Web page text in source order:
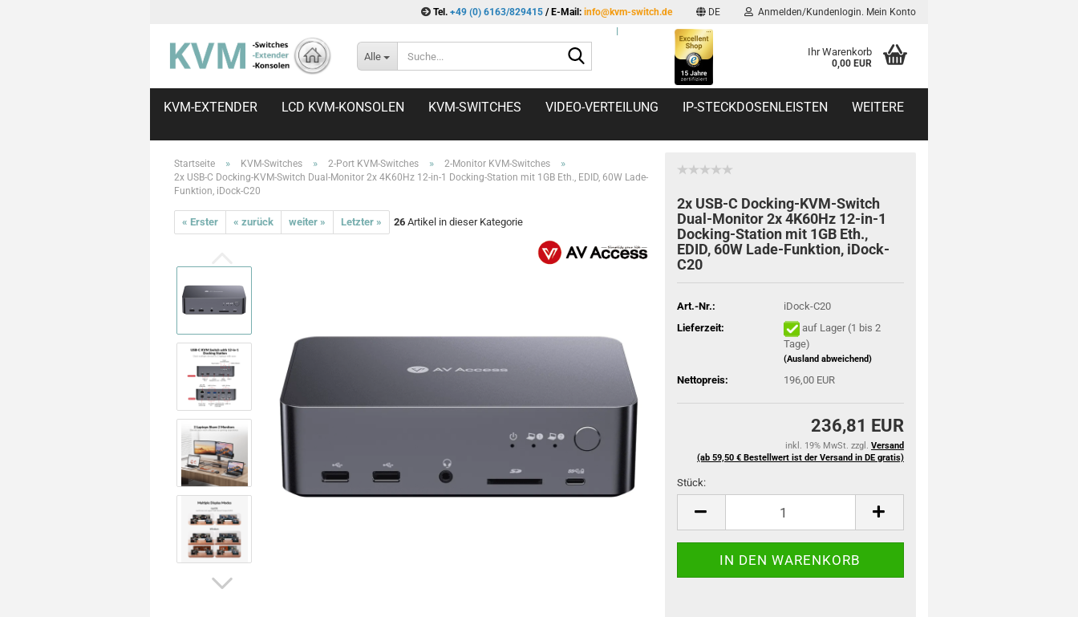
Tel. +49 (0) 6163/829415 / E-Mail: info@kvm-switch.de DE Anmelden/Kundenlogin. Mein Konto
Alle
Ihr Warenkorb
0,00 EUR
KVM-EXTENDER LCD KVM-KONSOLEN KVM-SWITCHES VIDEO-VERTEILUNG IP-STECKDOSENLEISTEN WEITERE
Startseite » KVM-Switches » 2-Port KVM-Switches » 2-Monitor KVM-Switches »
2x USB-C Docking-KVM-Switch Dual-Monitor 2x 4K60Hz 12-in-1 Docking-Station mit 1GB Eth., EDID, 60W Lade-
Funktion, iDock-C20
« Erster « zurück weiter » Letzter » 26 Artikel in dieser Kategorie
2x USB-C Docking-KVM-Switch
Dual-Monitor 2x 4K60Hz 12-in-1
Docking-Station mit 1GB Eth.,
EDID, 60W Lade-Funktion, iDock-
C20
Art.-Nr.:
iDock-C20
Lieferzeit:
auf Lager (1 bis 2
Tage)
(Ausland abweichend)
Nettopreis: 196,00 EUR
236,81 EUR
inkl. 19% MwSt. zzgl. Versand
(ab 59,50 € Bestellwert ist der Versand in DE gratis)
Stück:
Stück